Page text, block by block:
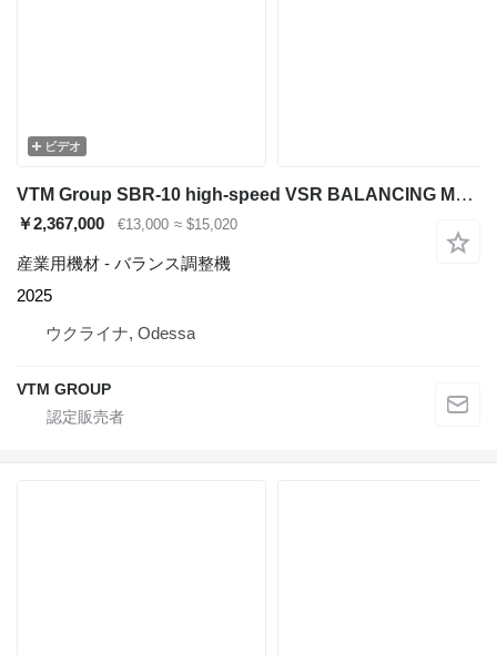
ビデオ
VTM Group SBR-10 high-speed VSR BALANCING MACHINE
￥2,367,000 €13,000 ≈ $15,020
産業用機材 - バランス調整機
2025
ウクライナ, Odessa
VTM GROUP